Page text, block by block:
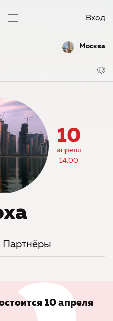
Вход
Москва
10
апреля
14:00
Партнёры
10 апреля